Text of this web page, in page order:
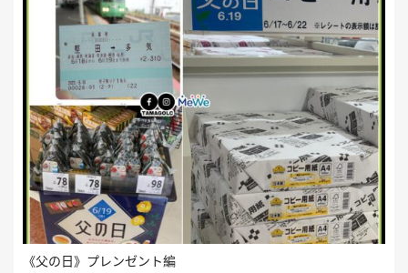
《父の日》プレンゼント編